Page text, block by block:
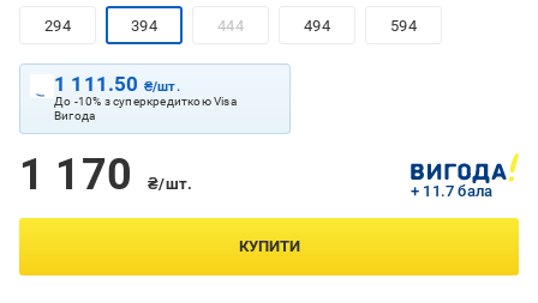
294 394 444 494 594
1 111.50 ₴/шт.
До -10% з суперкредиткою Visa
Вигода
1 170 ₴/шт. + 11.7 бала
КУПИТИ